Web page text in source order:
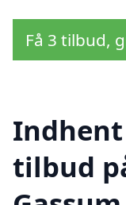
Få 3 tilbud,
tilbud